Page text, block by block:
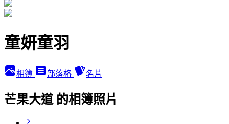
童妍童羽
相簿 部落格 名片
芒果大道 的相簿照片